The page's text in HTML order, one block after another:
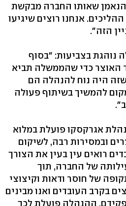
הנאמן שאותו החברה מבקשת
אנחנו רוצים שיגיעו
הזה".
נוהגת בצביעות: "בסוף
האוצר כדי שהממשלה תביא
היה נוח להנהלה הם
להמשיך בשיתוף פעולה
אגרקסקו פועלת במלוא
ובמסירות רבה, לשיקום
רואים עין בעין את הצורך
של החברה, תוך
של חוסר ודאות וקיצוצי
בקרב העובדים ואנו מבינים
ההנהלה פועלת לכך